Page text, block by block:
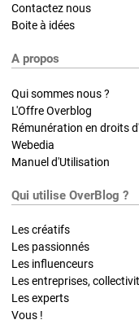
Contactez nous
Boite à idées
A propos
Qui sommes nous ?
L'Offre Overblog
Rémunération en droits
Webedia
Manuel d'Utilisation
Qui utilise OverBlog ?
Les créatifs
Les passionnés
Les influenceurs
Les entreprises,
Les experts
Vous !